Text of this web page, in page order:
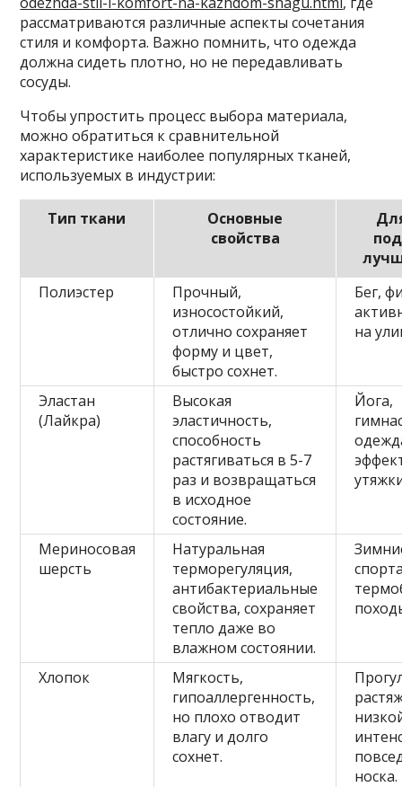
рассматриваются различные аспекты сочетания
стиля и комфорта. Важно помнить, что одежда
должна сидеть плотно, но не передавливать
сосуды.
Чтобы упростить процесс выбора материала,
можно обратиться к сравнительной
характеристике наиболее популярных тканей,
используемых в индустрии:
Тип ткани
Основные
свойства
Полиэстер
Прочный,
износостойкий,
отлично сохраняет
форму и цвет,
быстро сохнет.
Бег,
на
Эластан
(Лайкра)
Высокая
эластичность,
способность
растягиваться в 5-7
раз и возвращаться
в исходное
состояние.
Йога,
Мериносовая
шерсть
Натуральная
терморегуляция,
антибактериальные
свойства, сохраняет
тепло даже во
влажном состоянии.
Хлопок
Мягкость,
гипоаллергенность,
но плохо отводит
влагу и долго
сохнет.
носка.